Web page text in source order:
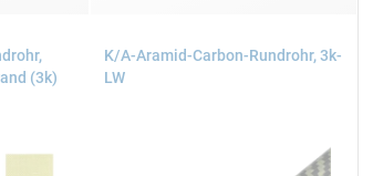
(3k)
K/A-Aramid-Carbon-Rundrohr, 3k-
LW